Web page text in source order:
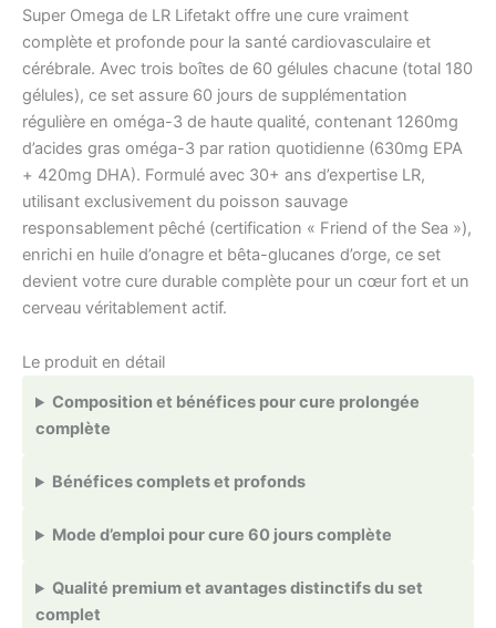
Super Omega de LR Lifetakt offre une cure vraiment
complète et profonde pour la santé cardiovasculaire et
cérébrale. Avec trois boîtes de 60 gélules chacune (total 180
gélules), ce set assure 60 jours de supplémentation
régulière en oméga-3 de haute qualité, contenant 1260mg
d’acides gras oméga-3 par ration quotidienne (630mg EPA
+ 420mg DHA). Formulé avec 30+ ans d’expertise LR,
utilisant exclusivement du poisson sauvage
responsablement pêché (certification « Friend of the Sea »),
enrichi en huile d’onagre et bêta-glucanes d’orge, ce set
devient votre cure durable complète pour un cœur fort et un
cerveau véritablement actif.
Le produit en détail
Composition et bénéfices pour cure prolongée
complète
Bénéfices complets et profonds
Mode d’emploi pour cure 60 jours complète
Qualité premium et avantages distinctifs du set
complet